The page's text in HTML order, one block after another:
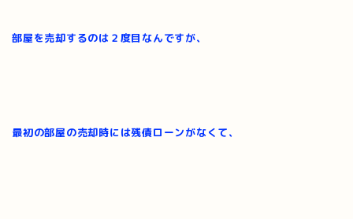
部屋を売却するのは２度目なんですが、
最初の部屋の売却時には残債ローンがなくて、